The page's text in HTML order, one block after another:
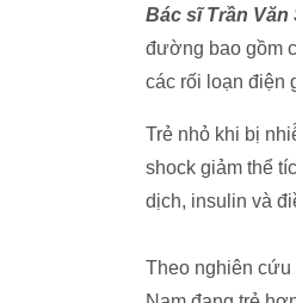
Bác sĩ Trần
đường bao gồm
các rối loạn điện
Trẻ nhỏ khi bị
shock giảm thể
dịch, insulin và
Theo nghiên